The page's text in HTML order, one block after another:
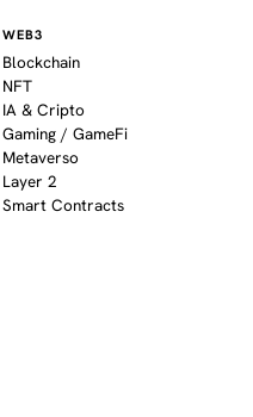
WEB3
Blockchain
NFT
IA & Cripto
Gaming / GameFi
Metaverso
Layer 2
Smart Contracts